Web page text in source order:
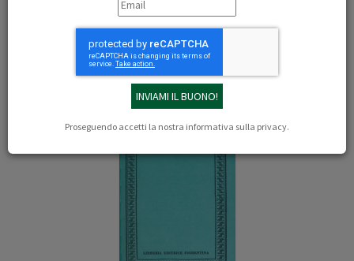
Proseguendo accetti la nostra informativa sulla privacy.